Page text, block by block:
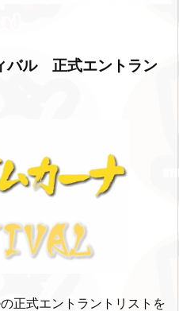
バル 正式エントラン
正式エントラントリストを